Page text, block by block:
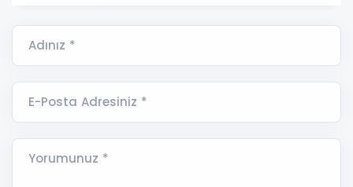
Adınız *
E-Posta Adresiniz *
Yorumunuz *